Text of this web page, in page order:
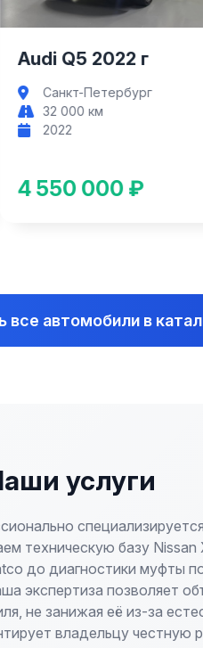
Audi Q5
2021 г
Санкт-Петербург
5 200 000 ₽
все автомобили в
услуги
техническую базу Nissan
до диагностики муфты
экспертиза позволяет
не занижая её из-за
владельцу честную